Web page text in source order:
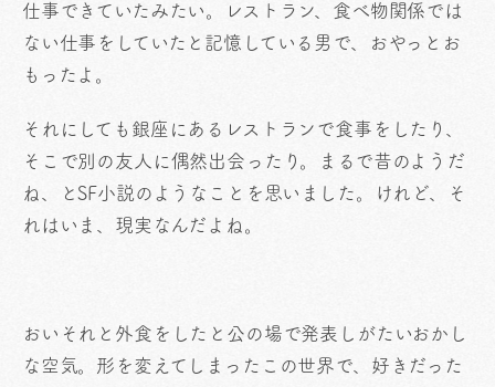
仕事できていたみたい。レストラン、食べ物関係では
ない仕事をしていたと記憶している男で、おやっとお
もったよ。
それにしても銀座にあるレストランで食事をしたり、
そこで別の友人に偶然出会ったり。まるで昔のようだ
ね、とSF小説のようなことを思いました。けれど、そ
れはいま、現実なんだよね。
おいそれと外食をしたと公の場で発表しがたいおかし
な空気。形を変えてしまったこの世界で、好きだった